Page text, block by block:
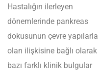
Hastalığın ilerleyen
dönemlerinde pankreas
dokusunun çevre yapılarla
olan ilişkisine bağlı olarak
bazı farklı klinik bulgular